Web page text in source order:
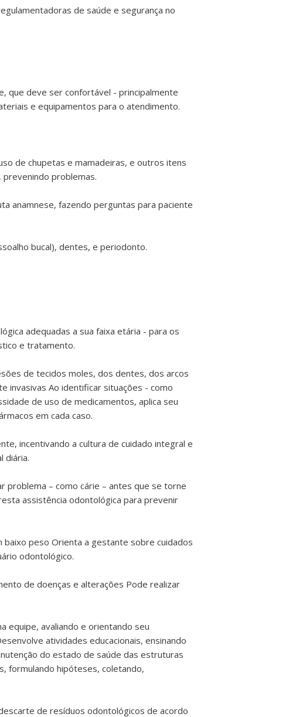
de saúde e segurança no
que deve ser confortável - principalmente
e equipamentos para o atendimento.
de chupetas e mamadeiras, e outros itens
problemas.
anamnese, fazendo perguntas para paciente
bucal), dentes, e periodonto.
adequadas a sua faixa etária - para os
e tratamento.
de tecidos moles, dos dentes, dos arcos
invasivas Ao identificar situações - como
de uso de medicamentos, aplica seu
em cada caso.
incentivando a cultura de cuidado integral e
diária.
problema – como cárie – antes que se torne
assistência odontológica para prevenir
baixo peso Orienta a gestante sobre cuidados
odontológico.
de doenças e alterações Pode realizar
equipe, avaliando e orientando seu
atividades educacionais, ensinando
do estado de saúde das estruturas
formulando hipóteses, coletando,
de resíduos odontológicos de acordo